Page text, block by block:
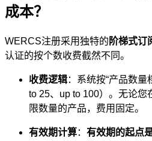
成本？
WERCS注册采用独特的 阶梯式订
认证的按个数收费截然不同。
收费逻辑：系统按“产品数量
to 25、up to 100）。无论您
限数量的产品，费用固定。
有效期计算： 有效期的起点